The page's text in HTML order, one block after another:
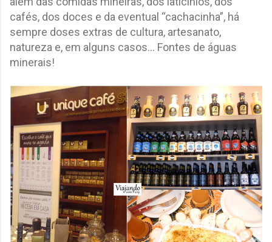
cafés, dos doces e da eventual “cachacinha”, há
sempre doses extras de cultura, artesanato,
natureza e, em alguns casos... Fontes de águas
minerais!